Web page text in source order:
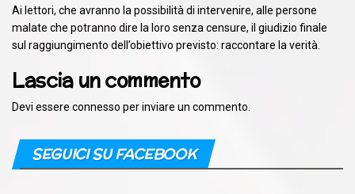
Ai lettori, che avranno la possibilità di intervenire, alle persone
malate che potranno dire la loro senza censure, il giudizio finale
sul raggiungimento dell’obiettivo previsto: raccontare la verità.
Lascia un commento
Devi essere connesso per inviare un commento.
SEGUICI SU FACEBOOK